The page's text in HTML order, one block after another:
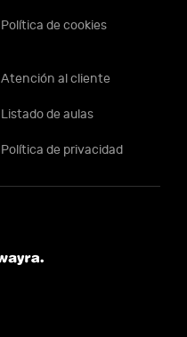
Política de cookies
Atención al cliente
Listado de aulas
Política de privacidad